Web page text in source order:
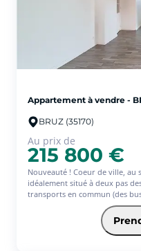
Les informations sur les
disponibles sur le site
Appartement à vendre -
BRUZ (35170)
Au prix de
215 800 €
Nouveauté ! Coeur de ville, au
idéalement situé à deux pas
transports en commun (des
Nous vous proposons ce
Principales d'environ 63.40m² .
Au 1er étage sans ascenseur,
un salon séjour lumineux